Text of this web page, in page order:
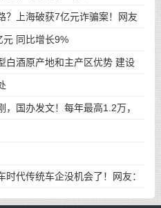
？上海破获7亿元诈骗案！网友
同比增长9%
白酒原产地和主产区优势 建设
国办发文！每年最高1.2万，
代传统车企没机会了！网友：